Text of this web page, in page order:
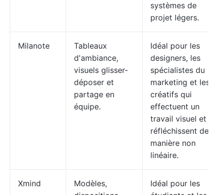
systèmes de
projet légers.
Milanote
Tableaux
d'ambiance,
visuels glisser-
déposer et
partage en
équipe.
Idéal pour les
designers, les
spécialistes du
marketing et les
créatifs qui
effectuent un
travail visuel et
réfléchissent de
manière non
linéaire.
Xmind
Modèles,
Idéal pour les